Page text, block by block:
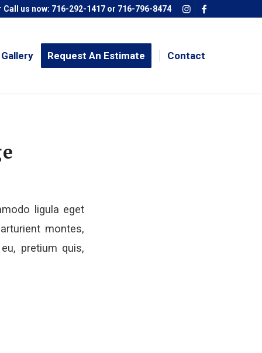
Call us now: 716-292-1417 or 716-796-8474
Gallery Request An Estimate Contact
ligula eget
montes,
pretium quis,